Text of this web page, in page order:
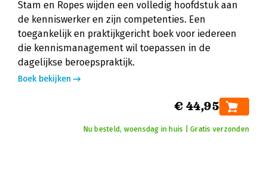
Stam en Ropes wijden een volledig hoofdstuk aan
de kenniswerker en zijn competenties. Een
toegankelijk en praktijkgericht boek voor iedereen
die kennismanagement wil toepassen in de
dagelijkse beroepspraktijk.
Boek bekijken
€ 44,95
Nu besteld, woensdag in huis | Gratis verzonden